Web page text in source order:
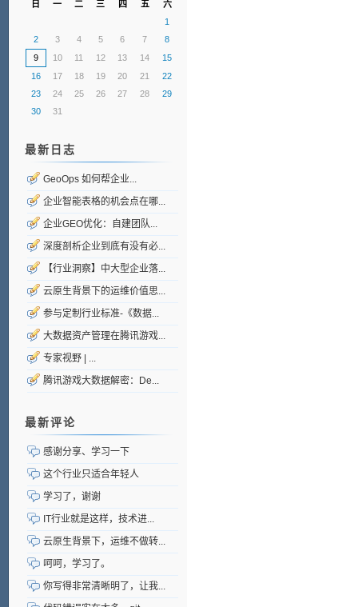
日 一 二 三 四 五
六
1
2
3 4 5 6 7
8
9
10 11 12 13 14
15
16
17 18 19 20 21
22
23
24 25 26 27 28
29
30
31
最新日志
GeoOps 如何帮企业...
企业智能表格的机会点在哪...
企业GEO优化：自建团队...
深度剖析企业到底有没有必...
【行业洞察】中大型企业落...
云原生背景下的运维价值思...
参与定制行业标准-《数据...
大数据资产管理在腾讯游戏...
专家视野 | ...
腾讯游戏大数据解密：De...
最新评论
感谢分享、学习一下
这个行业只适合年轻人
学习了，谢谢
IT行业就是这样，技术进...
云原生背景下，运维不做转...
呵呵，学习了。
你写得非常清晰明了，让我...